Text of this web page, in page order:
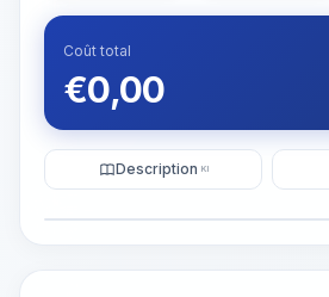
Coût total
€0,00
Description KI